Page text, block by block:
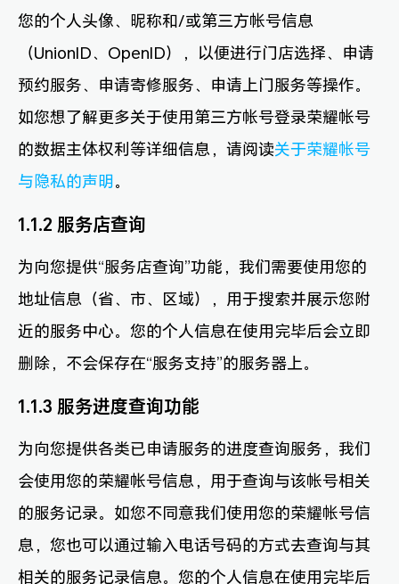
您的个人头像、昵称和/或第三方帐号信息
（UnionID、OpenID），以便进行门店选择、申请
预约服务、申请寄修服务、申请上门服务等操作。
如您想了解更多关于使用第三方帐号登录荣耀帐号
的数据主体权利等详细信息，请阅读关于荣耀帐号
与隐私的声明 。
1.1.2 服务店查询
为向您提供“服务店查询”功能，我们需要使用您的
地址信息（省、市、区域），用于搜索并展示您附
近的服务中心。您的个人信息在使用完毕后会立即
删除，不会保存在“服务支持”的服务器上。
1.1.3 服务进度查询功能
为向您提供各类已申请服务的进度查询服务，我们
会使用您的荣耀帐号信息，用于查询与该帐号相关
的服务记录。如您不同意我们使用您的荣耀帐号信
息，您也可以通过输入电话号码的方式去查询与其
相关的服务记录信息。您的个人信息在使用完毕后